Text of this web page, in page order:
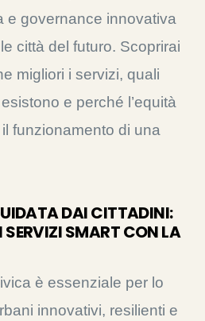
e governance innovativa
città del futuro. Scoprirai
migliori i servizi, quali
e perché l’equità
funzionamento di una
DAI CITTADINI:
SMART CON LA
è essenziale per lo
innovativi, resilienti e